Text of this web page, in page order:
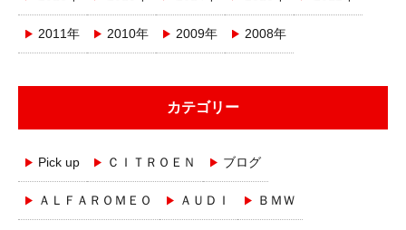
2011年 2010年 2009年 2008年
カテゴリー
Pick up ＣＩＴＲＯＥＮ ブログ
ＡＬＦＡＲＯＭＥＯ ＡＵＤＩ ＢＭＷ